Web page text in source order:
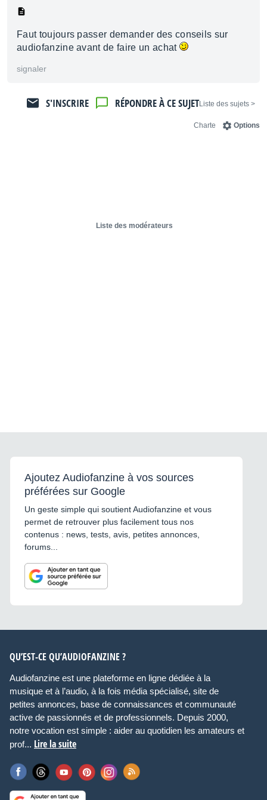
Faut toujours passer demander des conseils sur
audiofanzine avant de faire un achat
signaler
< Liste des sujets
RÉPONDRE À CE SUJET
S'INSCRIRE
Options
Charte
Liste des modérateurs
Ajoutez Audiofanzine à vos sources
préférées sur Google
Un geste simple qui soutient Audiofanzine et vous
permet de retrouver plus facilement tous nos
contenus : news, tests, avis, petites annonces,
forums...
QU’EST-CE QU’AUDIOFANZINE ?
Audiofanzine est une plateforme en ligne dédiée à la
musique et à l’audio, à la fois média spécialisé, site de
petites annonces, base de connaissances et communauté
active de passionnés et de professionnels. Depuis 2000,
notre vocation est simple : aider au quotidien les amateurs et
prof... Lire la suite